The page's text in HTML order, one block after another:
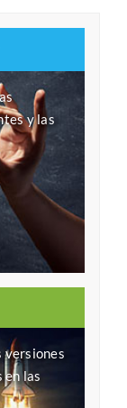
y las
versiones
en las